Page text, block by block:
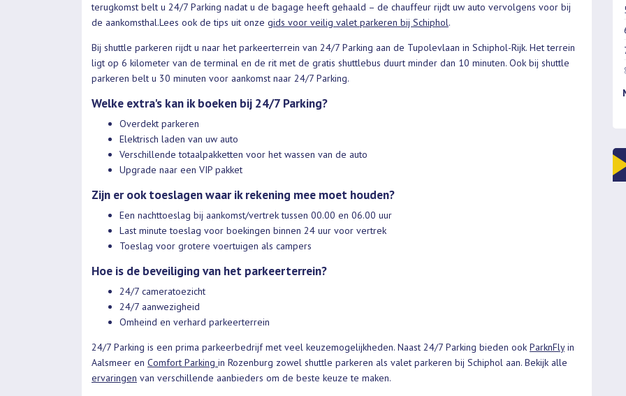
terugkomst belt u 24/7 Parking nadat u de bagage heeft gehaald – de chauffeur rijdt uw auto vervolgens voor bij
de aankomsthal.Lees ook de tips uit onze gids voor veilig valet parkeren bij Schiphol.
Bij shuttle parkeren rijdt u naar het parkeerterrein van 24/7 Parking aan de Tupolevlaan in Schiphol-Rijk. Het terrein
ligt op 6 kilometer van de terminal en de rit met de gratis shuttlebus duurt minder dan 10 minuten. Ook bij shuttle
parkeren belt u 30 minuten voor aankomst naar 24/7 Parking.
Welke extra's kan ik boeken bij 24/7 Parking?
Overdekt parkeren
Elektrisch laden van uw auto
Verschillende totaalpakketten voor het wassen van de auto
Upgrade naar een VIP pakket
Zijn er ook toeslagen waar ik rekening mee moet houden?
Een nachttoeslag bij aankomst/vertrek tussen 00.00 en 06.00 uur
Last minute toeslag voor boekingen binnen 24 uur voor vertrek
Toeslag voor grotere voertuigen als campers
Hoe is de beveiliging van het parkeerterrein?
24/7 cameratoezicht
24/7 aanwezigheid
Omheind en verhard parkeerterrein
24/7 Parking is een prima parkeerbedrijf met veel keuzemogelijkheden. Naast 24/7 Parking bieden ook ParknFlyin
Aalsmeer en Comfort Parking in Rozenburg zowel shuttle parkeren als valet parkeren bij Schiphol aan. Bekijk alle
ervaringen van verschillende aanbieders om de beste keuze te maken.